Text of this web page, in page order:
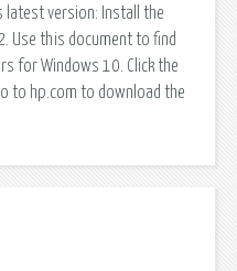
latest version: Install the
Use this document to find
for Windows 10. Click the
to hp.com to download the